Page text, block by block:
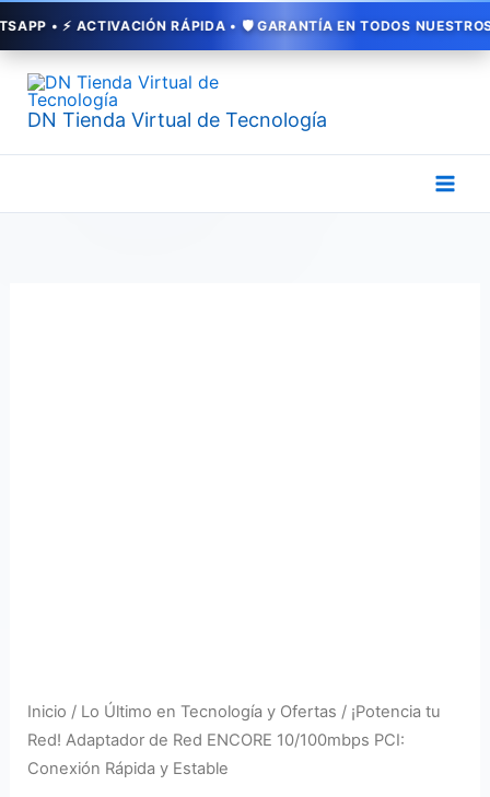
ACTIVACIÓN RÁPIDA • 🛡️ GARANTÍA EN TODOS
contenido
DN Tienda Virtual de Tecnología
Inicio / Lo Último en Tecnología y Ofertas / ¡Potencia tu
Red! Adaptador de Red ENCORE 10/100mbps PCI:
Conexión Rápida y Estable